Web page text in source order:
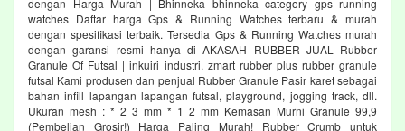
dengan Harga Murah | Bhinneka bhinneka category gps running
watches Daftar harga Gps & Running Watches terbaru & murah
dengan spesifikasi terbaik. Tersedia Gps & Running Watches murah
dengan garansi resmi hanya di AKASAH RUBBER JUAL Rubber
Granule Of Futsal | inkuiri industri. zmart rubber plus rubber granule
futsal Kami produsen dan penjual Rubber Granule Pasir karet sebagai
bahan infill lapangan lapangan futsal, playground, jogging track, dll.
Ukuran mesh : * 2 3 mm * 1 2 mm Kemasan Murni Granule 99,9
(Pembelian Grosir!) Harga Paling Murah! Rubber Crumb untuk